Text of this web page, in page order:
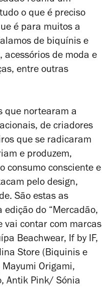
o que é preciso
é para muitos a
de biquínis e
de moda e
entre outras
que nortearam a
de criadores
que se radicaram
e produzem,
consumo consciente e
pelo design,
São estas as
edição do “Mercadão,
vai contar com marcas
Beachwear, If by IF,
Store (Biquinis e
Origami,
Antik Pink/ Sónia